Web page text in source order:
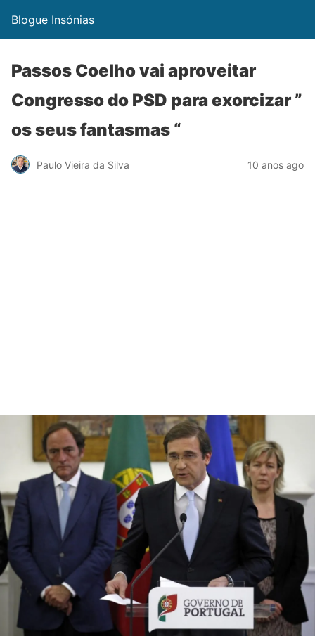
Blogue Insónias
Passos Coelho vai aproveitar
Congresso do PSD para exorcizar ”
os seus fantasmas “
Paulo Vieira da Silva 10 anos ago